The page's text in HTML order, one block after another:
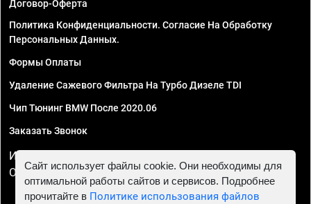
Договор-Оферта
Политика Конфиденциальности. Согласие На Обработку
Персональных Данных.
Формы Оплаты
Удаление Сажевого Фильтра На Турбо Дизеле TDI
Чип Тюнинг BMW После 2020.06
Заказать Звонок
ИП Смирнов Георгий Павлович. ИНН 781302555843,
ОГРНИП 324470400032610
Сайт использует файлы cookie. Они необходимы для
оптимальной работы сайтов и сервисов. Подробнее
прочитайте в Политике использования файлов